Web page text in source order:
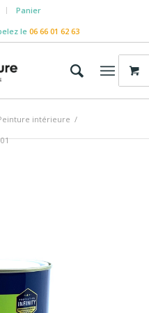
Panier
le06 66 01 62 63
intérieure /